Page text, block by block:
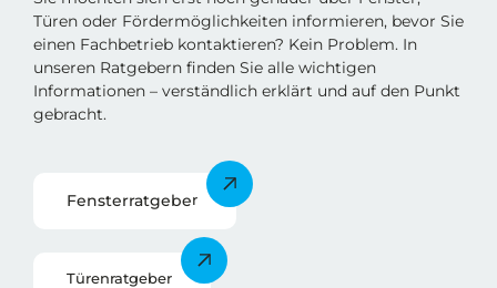
Türen oder Fördermöglichkeiten informieren, bevor Sie
einen Fachbetrieb kontaktieren? Kein Problem. In
unseren Ratgebern finden Sie alle wichtigen
Informationen – verständlich erklärt und auf den Punkt
gebracht.
Fensterratgeber
Türenratgeber